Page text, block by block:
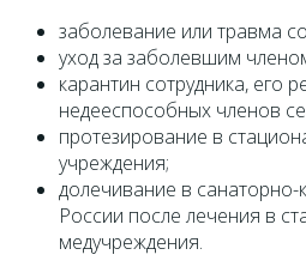
заболевание или травма
уход за заболевшим
карантин сотрудника, его
недееспособных членов
протезирование в
учреждения;
долечивание в
России после лечения в
медучреждения.